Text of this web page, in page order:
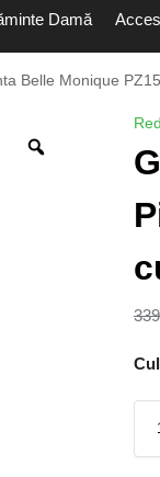
Damă
Belle Monique